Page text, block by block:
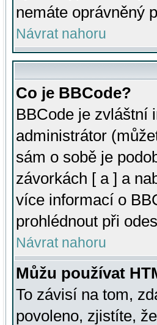
nemáte oprávněný
Návrat nahoru
Co je BBCode?
BBCode je zvláštní
administrátor
sám o sobě je
závorkách [ a ] a
více informací o
prohlédnout při
Návrat nahoru
Můžu používat
To závisí na tom,
povoleno, zjistíte,